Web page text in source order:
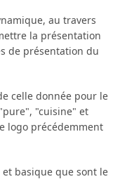
au travers
la présentation
de présentation du
celle donnée pour le
"cuisine" et
logo précédemment
et basique que sont le